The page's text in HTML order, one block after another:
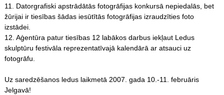
11. Datorgrafiski apstrādātās fotogrāfijas konkursā nepiedalās, bet
žūrijai ir tiesības šādas iesūtītās fotogrāfijas izraudzīties foto
izstādei.
12. Aģentūra patur tiesības 12 labākos darbus iekļaut Ledus
skulptūru festivāla reprezentatīvajā kalendārā ar atsauci uz
fotogrāfu.
Uz saredzēšanos ledus laikmetā 2007. gada 10.-11. februāris
Jelgavā!